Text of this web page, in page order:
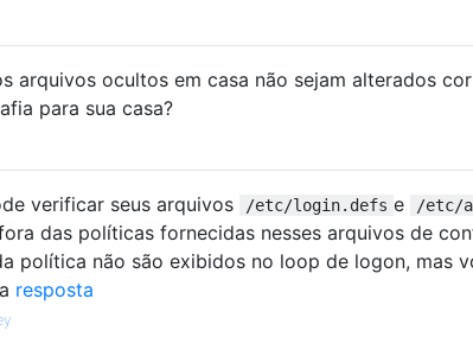
arquivos ocultos em casa não sejam alterados
para sua casa?
verificar seus arquivos /etc/login.defs e /etc/
das políticas fornecidas nesses arquivos de
política não são exibidos no loop de logon, mas
resposta